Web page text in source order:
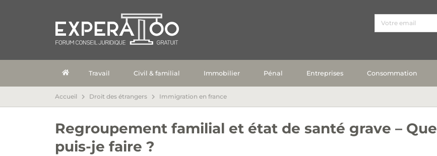
Travail Civil & familial Immobilier Pénal Entreprises Consommation
Accueil Droit des étrangers Immigration en france
Regroupement familial et état de santé grave – Que
puis-je faire ?